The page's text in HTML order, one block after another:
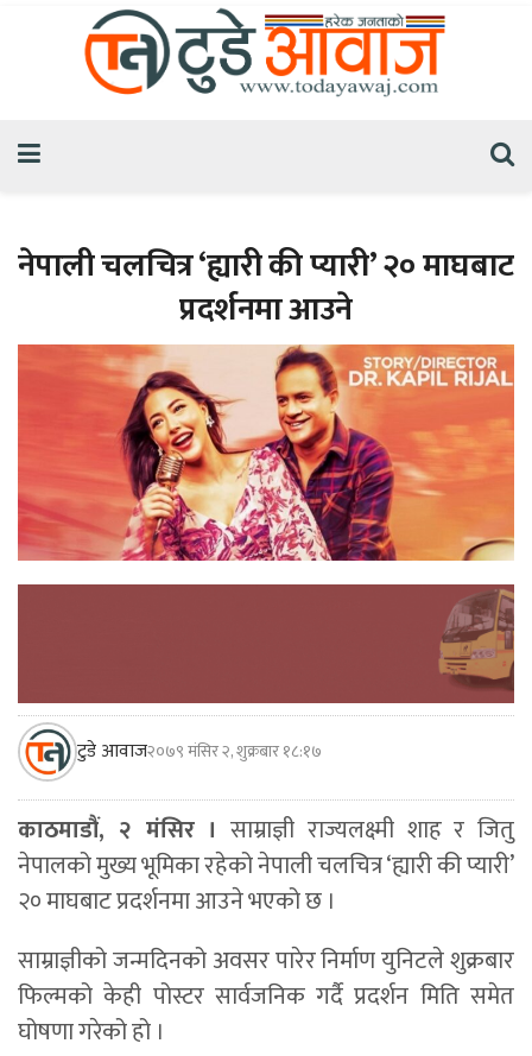
नेपाली चलचित्र ‘ह्यारी की प्यारी’ २० माघबाट
प्रदर्शनमा आउने
टुडे आवाज२०७९ मंसिर २, शुक्रबार १८:१७
काठमाडौं, २ मंसिर । साम्राज्ञी राज्यलक्ष्मी शाह र जितु
नेपालको मुख्य भूमिका रहेको नेपाली चलचित्र ‘ह्यारी की प्यारी’
२० माघबाट प्रदर्शनमा आउने भएको छ ।
साम्राज्ञीको जन्मदिनको अवसर पारेर निर्माण युनिटले शुक्रबार
फिल्मको केही पोस्टर सार्वजनिक गर्दै प्रदर्शन मिति समेत
घोषणा गरेको हो ।